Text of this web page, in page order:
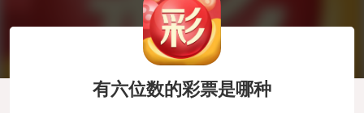
有六位数的彩票是哪种